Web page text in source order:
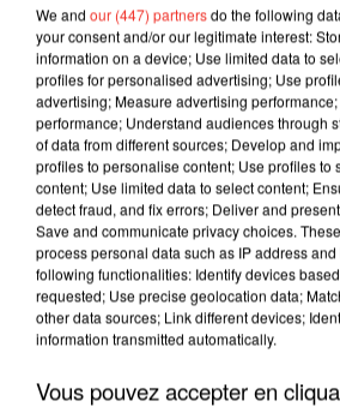
LES INTERVIEWS
We and our (447) partnersdo the following
your consent and/or our legitimate interest:
information on a device; Use limited data to
profiles for personalised advertising; Use
advertising; Measure advertising
performance; Understand audiences through
of data from different sources; Develop and
profiles to personalise content; Use profiles to
content; Use limited data to select content;
detect fraud, and fix errors; Deliver and
Save and communicate privacy choices.
process personal data such as IP address
following functionalities: Identify devices
requested; Use precise geolocation data;
other data sources; Link different devices;
information transmitted automatically.
Vous pouvez accepter en